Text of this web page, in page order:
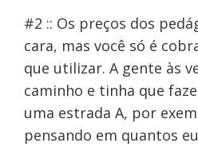
#2 :: Os preços dos
cara, mas você só é
que utilizar. A gente às
caminho e tinha que
uma estrada A, por
pensando em quantos